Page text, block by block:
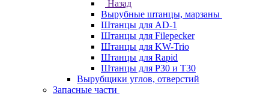
Назад
Вырубные штанцы, марзаны
Штанцы для AD-1
Штанцы для Filepecker
Штанцы для KW-Trio
Штанцы для Rapid
Штанцы для Р30 и Т30
Вырубщики углов, отверстий
Запасные части